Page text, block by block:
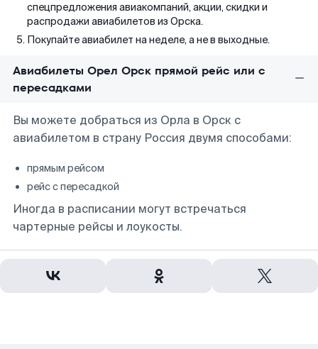
спецпредложения авиакомпаний, акции, скидки и
распродажи авиабилетов из Орска.
Покупайте авиабилет на неделе, а не в выходные.
Авиабилеты Орел Орск прямой рейс или с
пересадками
Вы можете добраться из Орла в Орск с
авиабилетом в страну Россия двумя способами:
прямым рейсом
рейс с пересадкой
Иногда в расписании могут встречаться
чартерные рейсы и лоукосты.